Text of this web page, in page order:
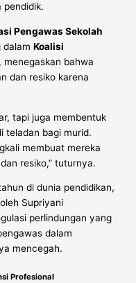
pendidik.
Pengawas Sekolah
dalamKoalisi
, menegaskan bahwa
dan resiko karena
tapi juga membentuk
teladan bagi murid.
membuat mereka
resiko,” tuturnya.
di dunia pendidikan,
Supriyani
perlindungan yang
dalam
mencegah.
Profesional